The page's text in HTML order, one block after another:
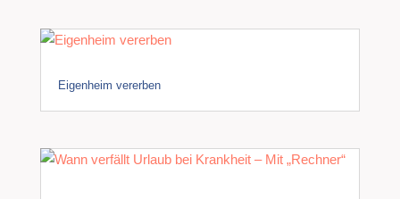
Eigenheim vererben